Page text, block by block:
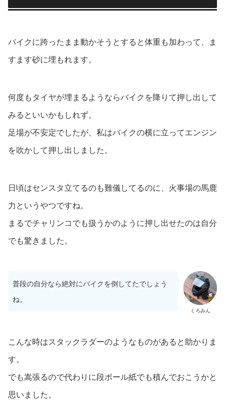
バイクに跨ったまま動かそうとすると体重も加わって、ま
すます砂に埋もれます。
何度もタイヤが埋まるようならバイクを降りて押し出して
みるといいかもしれず。
足場が不安定でしたが、私はバイクの横に立ってエンジン
を吹かして押し出しました。
日頃はセンスタ立てるのも難儀してるのに、火事場の馬鹿
力というやつですね。
まるでチャリンコでも扱うかのように押し出せたのは自分
でも驚きました。
くろみん
普段の自分なら絶対にバイクを倒してたでしょう
ね。
こんな時はスタックラダーのようなものがあると助かりま
す。
でも嵩張るので代わりに段ボール紙でも積んでおこうかと
思いました。